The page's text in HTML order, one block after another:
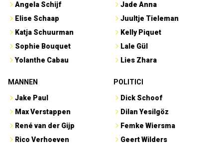
Angela Schijf
Elise Schaap
Katja Schuurman
Sophie Bouquet
Yolanthe Cabau
Jade Anna
Juultje Tieleman
Kelly Piquet
Lale Gül
Lies Zhara
MANNEN
Jake Paul
Max Verstappen
René van der Gijp
Rico Verhoeven
POLITICI
Dick Schoof
Dilan Yesilgöz
Femke Wiersma
Geert Wilders